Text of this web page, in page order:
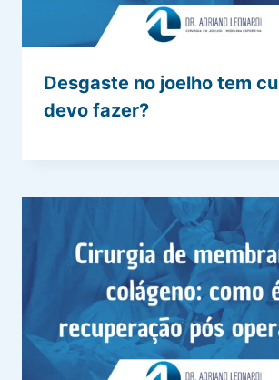
Desgaste no joelho tem
devo fazer?